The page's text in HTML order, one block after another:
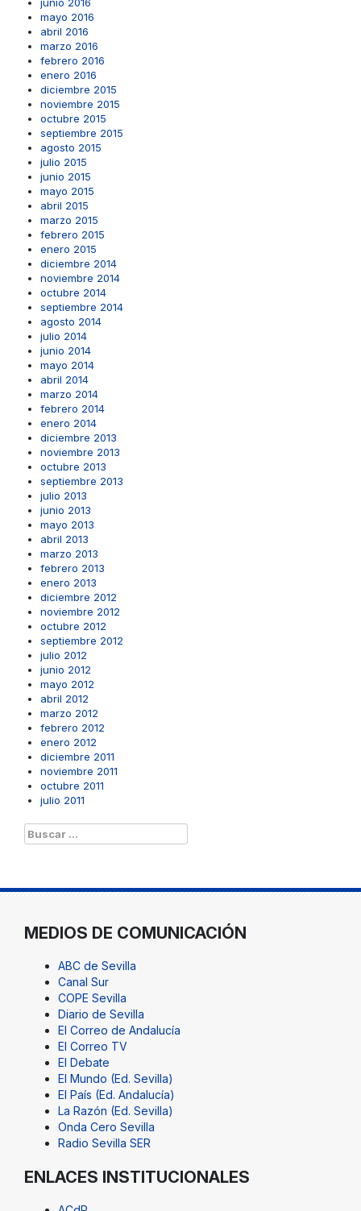
junio 2016
mayo 2016
abril 2016
marzo 2016
febrero 2016
enero 2016
diciembre 2015
noviembre 2015
octubre 2015
septiembre 2015
agosto 2015
julio 2015
junio 2015
mayo 2015
abril 2015
marzo 2015
febrero 2015
enero 2015
diciembre 2014
noviembre 2014
octubre 2014
septiembre 2014
agosto 2014
julio 2014
junio 2014
mayo 2014
abril 2014
marzo 2014
febrero 2014
enero 2014
diciembre 2013
noviembre 2013
octubre 2013
septiembre 2013
julio 2013
junio 2013
mayo 2013
abril 2013
marzo 2013
febrero 2013
enero 2013
diciembre 2012
noviembre 2012
octubre 2012
septiembre 2012
julio 2012
junio 2012
mayo 2012
abril 2012
marzo 2012
febrero 2012
enero 2012
diciembre 2011
noviembre 2011
octubre 2011
julio 2011
Buscar:
MEDIOS DE COMUNICACIÓN
ABC de Sevilla
Canal Sur
COPE Sevilla
Diario de Sevilla
El Correo de Andalucía
El Correo TV
El Debate
El Mundo (Ed. Sevilla)
El País (Ed. Andalucía)
La Razón (Ed. Sevilla)
Onda Cero Sevilla
Radio Sevilla SER
ENLACES INSTITUCIONALES